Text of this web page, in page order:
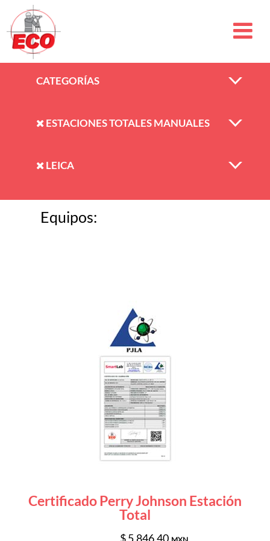
CATEGORÍAS
ESTACIONES TOTALES MANUALES
LEICA
Equipos:
Certificado Perry Johnson Estación
Total
$ 5,846.40